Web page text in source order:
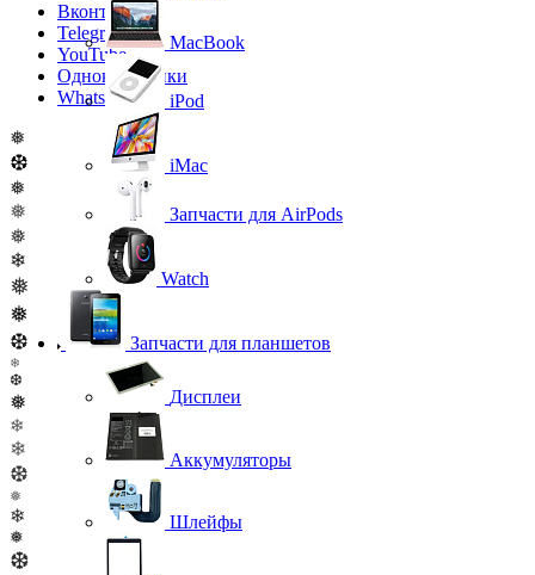
Вконтакте
Telegram
YouTube
Одноклассники
WhatsApp
❅
❆
❅
❅
❅
❄
❅
❅
❆
❄
❆
❅
❄
❄
❆
❅
❄
❅
❆
MacBook
iPod
iMac
Запчасти для AirPods
Watch
Запчасти для планшетов
Дисплеи
Аккумуляторы
Шлейфы